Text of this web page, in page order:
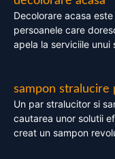
Decolorare acasa
persoanele care
apela la serviciile unui
sampon stralucire
Un par stralucitor si
cautarea unor solutii
creat un sampon